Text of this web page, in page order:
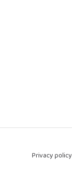
Privacy policy